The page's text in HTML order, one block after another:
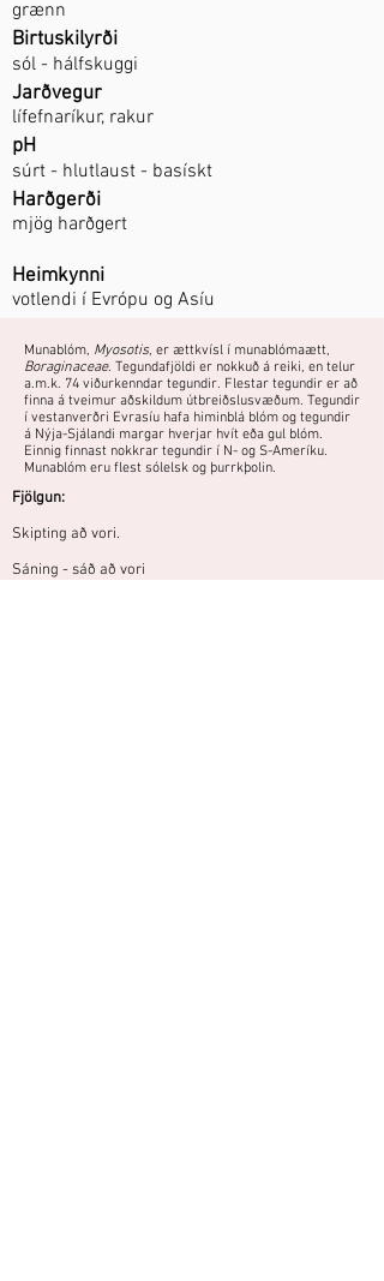
grænn
Birtuskilyrði
sól - hálfskuggi
Jarðvegur
lífefnaríkur, rakur
pH
súrt - hlutlaust - basískt
Harðgerði
mjög harðgert
Heimkynni
votlendi í Evrópu og Asíu
Munablóm, Myosotis, er ættkvísl í munablómaætt,
Boraginaceae. Tegundafjöldi er nokkuð á reiki, en telur
a.m.k. 74 viðurkenndar tegundir. Flestar tegundir er að
finna á tveimur aðskildum útbreiðslusvæðum. Tegundir
í vestanverðri Evrasíu hafa himinblá blóm og tegundir
á Nýja-Sjálandi margar hverjar hvít eða gul blóm.
Einnig finnast nokkrar tegundir í N- og S-Ameríku.
Munablóm eru flest sólelsk og þurrkþolin.
Fjölgun:
Skipting að vori.
Sáning - sáð að vori